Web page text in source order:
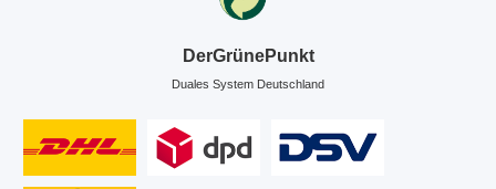
DerGrünePunkt
Duales System Deutschland